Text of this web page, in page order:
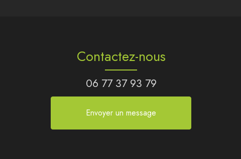
Contactez-nous
06 77 37 93 79
Envoyer un message